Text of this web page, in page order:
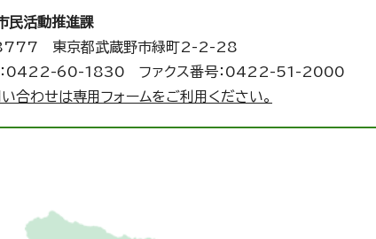
民活動推進課
東京都武蔵野市緑町2-2-28
：0422-60-1830 ファクス番号：0422-51-2000
合わせは専用フォームをご利用ください。